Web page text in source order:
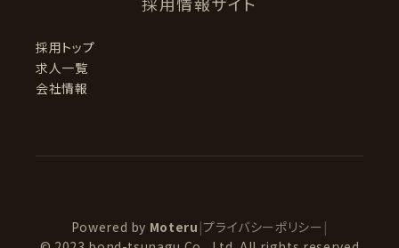
採用トップ
求人一覧
会社情報
Powered by Moteru |プライバシーポリシー |